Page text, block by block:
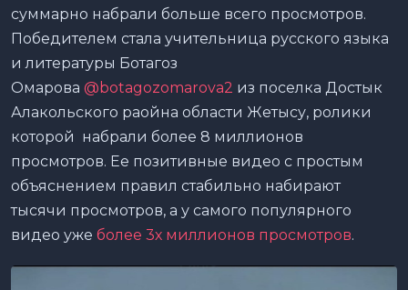
суммарно набрали больше всего просмотров.
Победителем стала учительница русского языка
и литературы Ботагоз
Омарова @botagozomarova2 из поселка Достык
Алакольского раойна области Жетысу, ролики
которой набрали более 8 миллионов
просмотров. Ее позитивные видео с простым
объяснением правил стабильно набирают
тысячи просмотров, а у самого популярного
видео уже более 3х миллионов просмотров.